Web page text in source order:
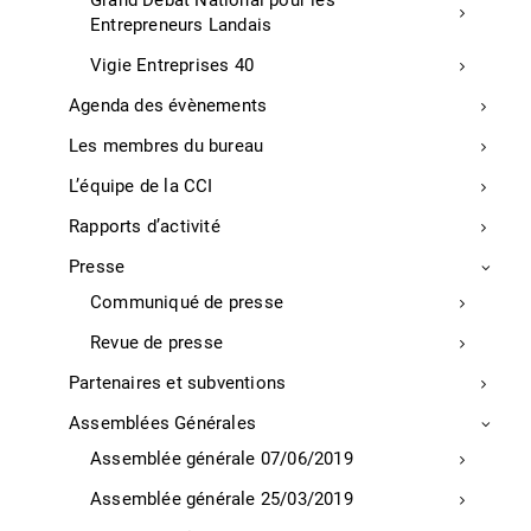
Entrepreneurs Landais
Vigie Entreprises 40
Agenda des évènements
Les membres du bureau
L’équipe de la CCI
Rapports d’activité
Presse
Communiqué de presse
Revue de presse
Partenaires et subventions
Assemblées Générales
Assemblée générale 07/06/2019
Assemblée générale 25/03/2019
Tourisme
Marque Qualité Tourisme dans les Landes
tourisme a remis la marque Qualité Tourisme à 10
nouveaux lauréats (3 écoles de surf, un surf camp
nature, un centre nautique, une école de pirogue, 3
lieux de visites et un lieu de tourisme gourmand).
Echos Judiciaires Girondins, P.43, vendredi 11 juin